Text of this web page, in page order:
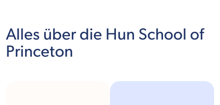
Alles über die Hun School of
Princeton